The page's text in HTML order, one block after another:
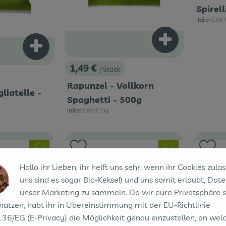
-
Produkt zum Warenkorb hinzufügen
, Preis:
1,49 € / Stück
Rapunzel - Vollkorn
Spaghetti - 500g
, Herkunft:
Italien, Referenzpreis:
2,98 € / kg
Produkt zum
, Herkunft:
Italien,2,98
, Verband:
hinzufügen
, Verband:
Im Angebot
Produkt zu Favouriten hinzufügen
Hallo ihr Lieben, ihr helft uns sehr, wenn ihr Cookies
uns sind es sogar Bio-Kekse!) und uns somit erlaubt,
unser Marketing zu sammeln. Da wir eure Privatsphäre
habt ihr in Übereinstimmung mit der EU-Richtlinie
EG (E-Privacy) die Möglichkeit genau einzustellen, an